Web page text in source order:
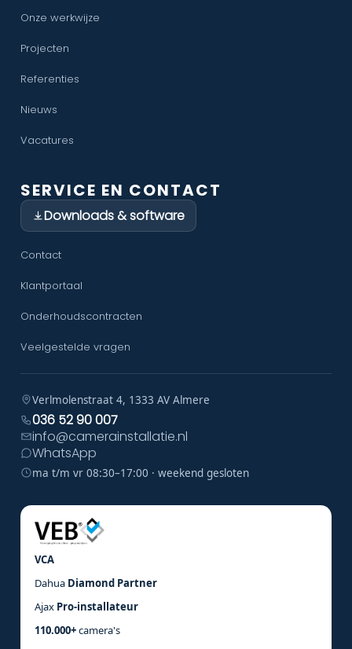
Onze werkwijze
Projecten
Referenties
Nieuws
Vacatures
SERVICE EN CONTACT
Downloads & software
Contact
Klantportaal
Onderhoudscontracten
Veelgestelde vragen
Verlmolenstraat 4, 1333 AV Almere
036 52 90 007
info@camerainstallatie.nl
WhatsApp
ma t/m vr 08:30–17:00 · weekend gesloten
VCA
Dahua Diamond Partner
Ajax Pro-installateur
110.000+camera's